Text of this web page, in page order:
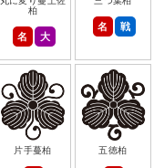
柏
名 大
名 戦
片手蔓柏 五徳柏